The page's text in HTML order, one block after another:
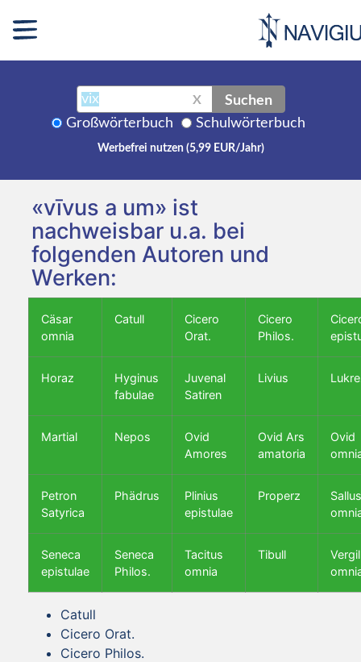
X Suchen
Großwörterbuch Schulwörterbuch
Werbefrei nutzen (5,99 EUR/Jahr)
«vīvus a um» ist
nachweisbar u.a. bei
folgenden Autoren und
Werken:
Cäsar
omnia
Catull
Cicero
Orat.
Cicero
Philos.
Horaz
Hyginus
fabulae
Juvenal
Satiren
Livius
Martial Nepos
Ovid
Amores
Ovid Ars
amatoria
Ovid
Petron
Satyrica
Phädrus
Plinius
epistulae
Properz
Seneca
epistulae
Seneca
Philos.
Tacitus
omnia
Tibull
Vergil
Catull
Cicero Orat.
Cicero Philos.